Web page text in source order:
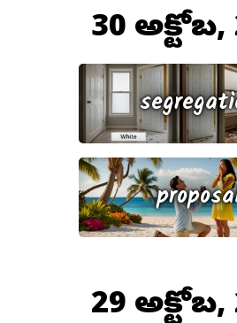
30 అక్టోబర్,
29 అక్టోబర్,